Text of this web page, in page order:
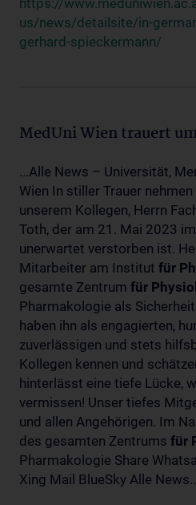
https://
us/news/detailsite/in-
gerhard-spieckermann/
MedUni Wien trauert
...Alle News – Universität,
Wien In stiller Trauer
unserem Kollegen, Herrn
Toth, der am 21. Mai 2023
unerwartet verstorben ist.
Mitarbeiter am Institut für
gesamte Zentrum für
Pharmakologie als
haben ihn als engagierten,
zuverlässigen und stets
Kollegen kennen und
hinterlässt eine tiefe Lücke,
vermissen! Unser tiefes
und allen Angehörigen. Im
des gesamten Zentrums für
Pharmakologie Share
Xing Mail BlueSky Alle